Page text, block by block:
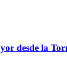
desde la